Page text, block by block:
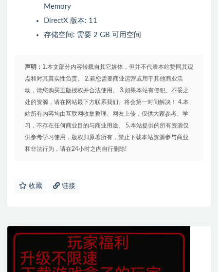
Memory
DirectX 版本: 11
存储空间: 需要 2 GB 可用空间
声明： 1.本文部分内容转载自其它媒体，但并不代表本站赞同其观
点和对其真实性负责。 2.若您需要商业运营或用于其他商业活
动，请您购买正版授权并合法使用。 3.如果本站有侵犯、不妥之
处的资源，请在网站最下方联系我们。将会第一时间解决！ 4.本
站所有内容均由互联网收集整理、网友上传，仅供大家参考、学
习，不存在任何商业目的与商业用途。 5.本站提供的所有资源仅
供参考学习使用，版权归原著所有，禁止下载本站资源参与商业
和非法行为，请在24小时之内自行删除!
收藏 链接